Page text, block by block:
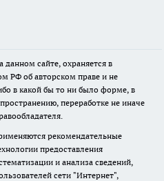
сайте, охраняется в
РФ об авторском праве и не
в какой бы то ни было форме, в
переработке не иначе
рекомендательные
предоставления
и анализа сведений,
сети "Интернет",